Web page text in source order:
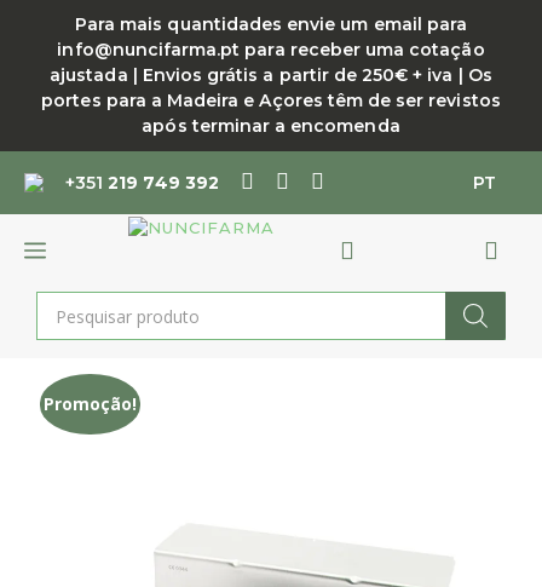
conteúdo
Para mais quantidades envie um email para
info@nuncifarma.pt para receber uma cotação
ajustada | Envios grátis a partir de 250€ + iva | Os
portes para a Madeira e Açores têm de ser revistos
após terminar a encomenda
+351219 749 392 PT
MENU
Products
search
Promoção!